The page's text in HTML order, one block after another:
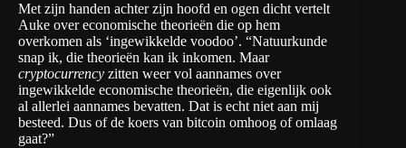
Met zijn handen achter zijn hoofd en ogen dicht vertelt
Auke over economische theorieën die op hem
overkomen als ‘ingewikkelde voodoo’. “Natuurkunde
snap ik, die theorieën kan ik inkomen. Maar
cryptocurrency zitten weer vol aannames over
ingewikkelde economische theorieën, die eigenlijk ook
al allerlei aannames bevatten. Dat is echt niet aan mij
besteed. Dus of de koers van bitcoin omhoog of omlaag
gaat?”